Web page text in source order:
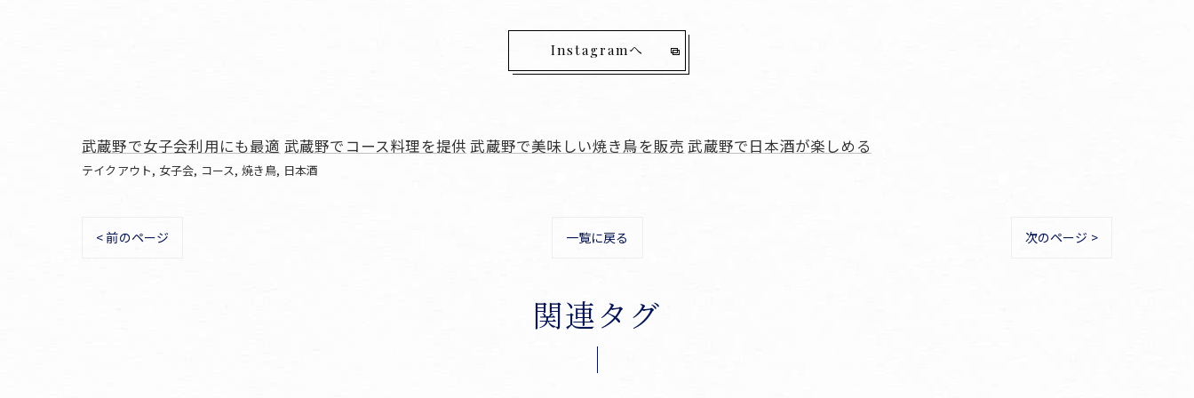
Instagramへ
武蔵野で女子会利用にも最適 武蔵野でコース料理を提供 武蔵野で美味しい焼き鳥を販売 武蔵野で日本酒が楽しめる
テイクアウト 女子会 コース 焼き鳥 日本酒
< 前のページ 一覧に戻る 次のページ >
関連タグ